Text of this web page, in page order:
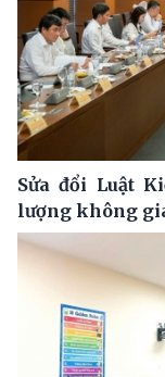
Sửa đổi Luật
lượng không